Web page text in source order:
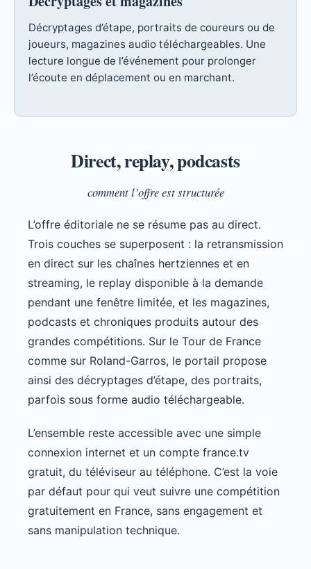
Décryptages d’étape, portraits de coureurs ou de
joueurs, magazines audio téléchargeables. Une
lecture longue de l’événement pour prolonger
l’écoute en déplacement ou en marchant.
Direct, replay, podcasts
comment l’offre est structurée
L’offre éditoriale ne se résume pas au direct.
Trois couches se superposent : la retransmission
en direct sur les chaînes hertziennes et en
streaming, le replay disponible à la demande
pendant une fenêtre limitée, et les magazines,
podcasts et chroniques produits autour des
grandes compétitions. Sur le Tour de France
comme sur Roland-Garros, le portail propose
ainsi des décryptages d’étape, des portraits,
parfois sous forme audio téléchargeable.
L’ensemble reste accessible avec une simple
connexion internet et un compte france.tv
gratuit, du téléviseur au téléphone. C’est la voie
par défaut pour qui veut suivre une compétition
gratuitement en France, sans engagement et
sans manipulation technique.